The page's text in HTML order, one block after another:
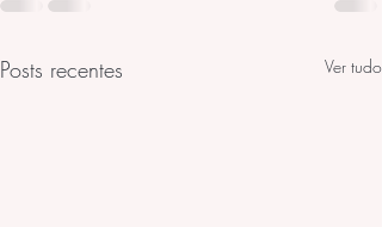
Posts recentes Ver tudo